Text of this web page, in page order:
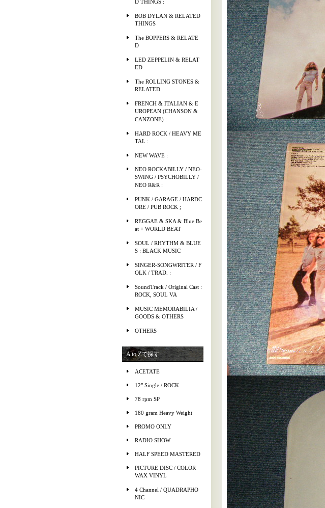
D THINGS :
BOB DYLAN & RELATED
THINGS
The BOPPERS & RELATE
D
LED ZEPPELIN & RELAT
ED
The ROLLING STONES &
RELATED
FRENCH & ITALIAN & E
UROPEAN (CHANSON &
CANZONE) :
HARD ROCK / HEAVY ME
TAL :
NEW WAVE :
NEO ROCKABILLY / NEO-
SWING / PSYCHOBILLY /
NEO R&R :
PUNK / GARAGE / HARDC
ORE / PUB ROCK ;
REGGAE & SKA & Blue Be
at + WORLD BEAT
SOUL / RHYTHM & BLUE
S : BLACK MUSIC
SINGER-SONGWRITER / F
OLK / TRAD. :
SoundTrack / Original Cast :
ROCK, SOUL VA
MUSIC MEMORABILIA /
GOODS & OTHERS
OTHERS
A to Zで探す
ACETATE
12" Single / ROCK
78 rpm SP
180 gram Heavy Weight
PROMO ONLY
RADIO SHOW
HALF SPEED MASTERED
PICTURE DISC / COLOR
WAX VINYL
4 Channel / QUADRAPHO
NIC